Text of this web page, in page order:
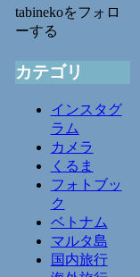
tabinekoをフォロ
ーする
カテゴリ
インスタグ
ラム
カメラ
くるま
フォトブッ
ク
ベトナム
マルタ島
国内旅行